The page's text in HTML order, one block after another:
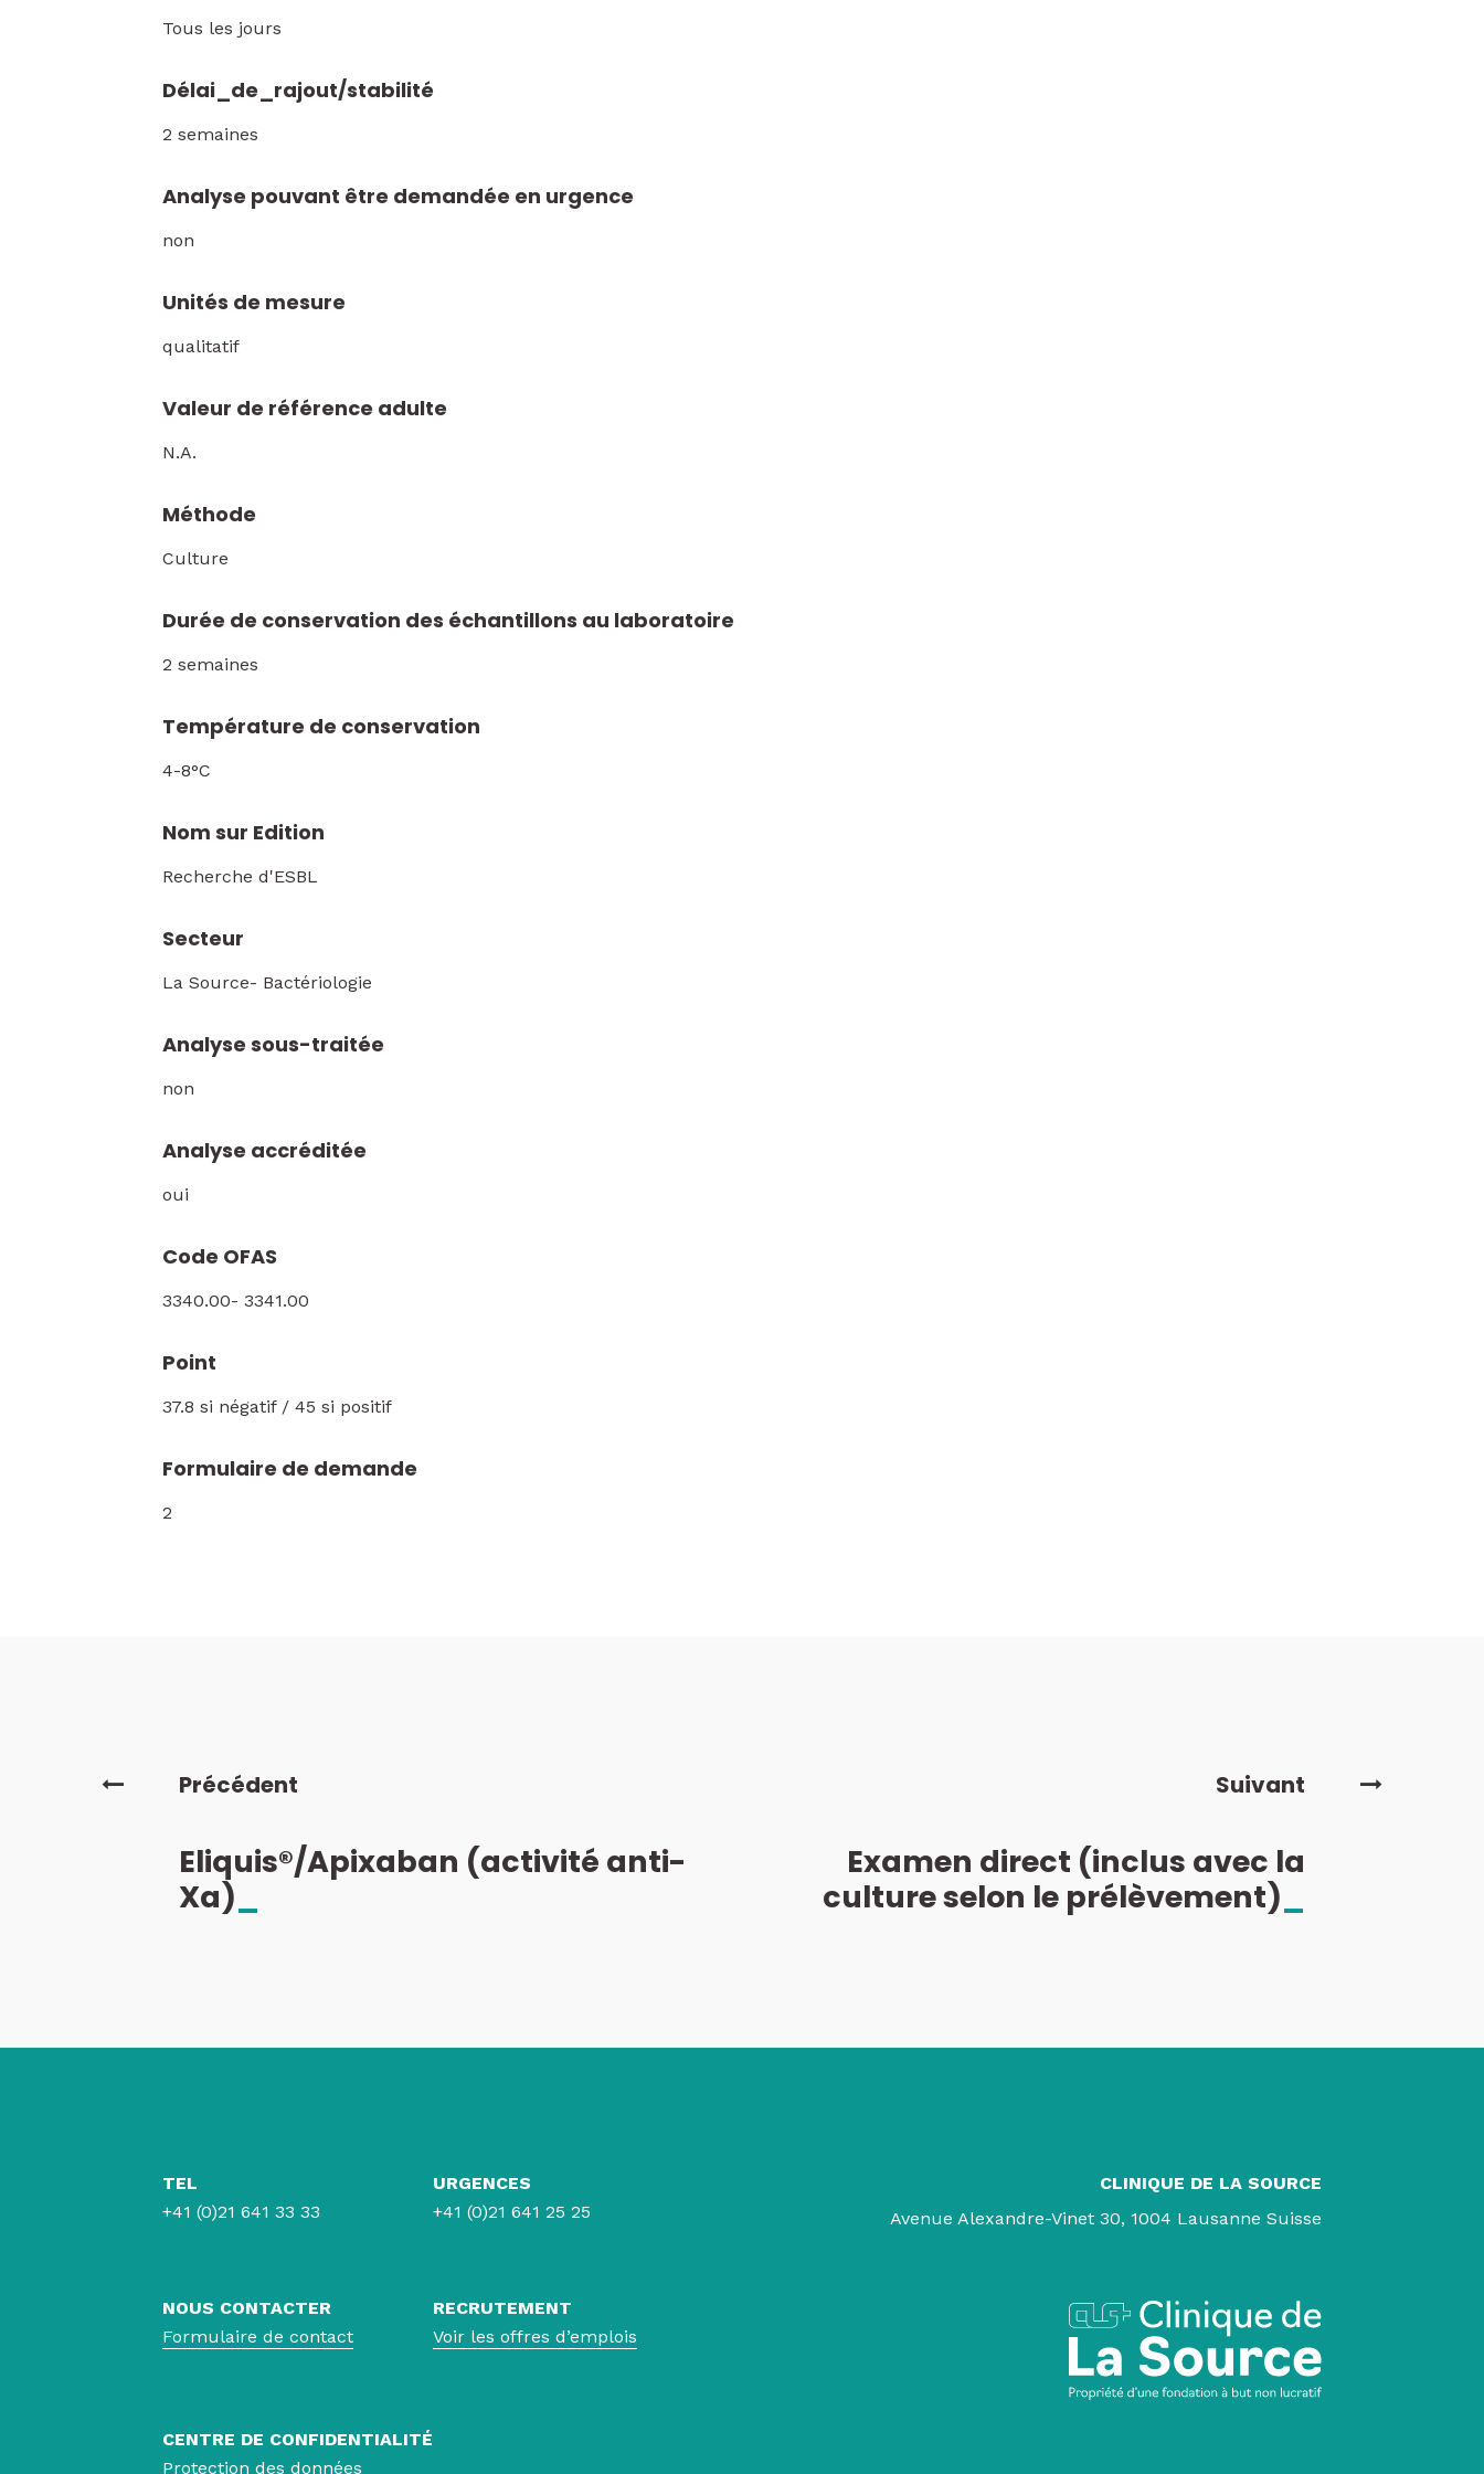
Tous les jours
Délai_de_rajout/stabilité
2 semaines
Analyse pouvant être demandée en urgence
non
Unités de mesure
qualitatif
Valeur de référence adulte
N.A.
Méthode
Culture
Durée de conservation des échantillons au laboratoire
2 semaines
Température de conservation
4-8°C
Nom sur Edition
Recherche d'ESBL
Secteur
La Source- Bactériologie
Analyse sous-traitée
non
Analyse accréditée
oui
Code OFAS
3340.00- 3341.00
Point
37.8 si négatif / 45 si positif
Formulaire de demande
2
Précédent Suivant
Eliquis®/Apixaban (activité anti-
Xa)
Examen direct (inclus avec la
culture selon le prélèvement)
TEL
+41 (0)21 641 33 33
URGENCES
+41 (0)21 641 25 25
NOUS CONTACTER
Formulaire de contact
RECRUTEMENT
Voir les offres d’emplois
CENTRE DE CONFIDENTIALITÉ
Protection des données
CLINIQUE DE LA SOURCE
Avenue Alexandre-Vinet 30, 1004 Lausanne Suisse